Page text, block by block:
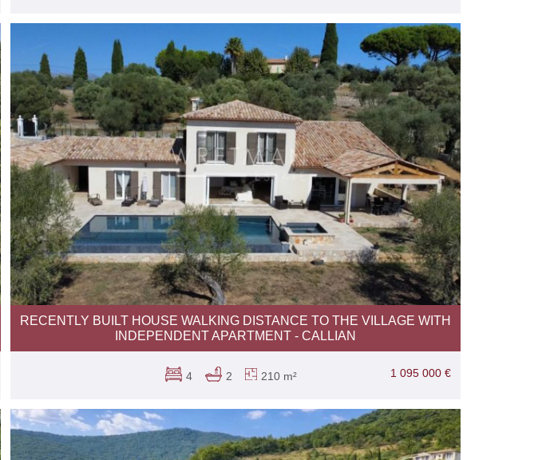
RECENTLY BUILT HOUSE WALKING DISTANCE TO THE VILLAGE WITH
INDEPENDENT APARTMENT - CALLIAN
1 095 000 €
4 2 210 m²